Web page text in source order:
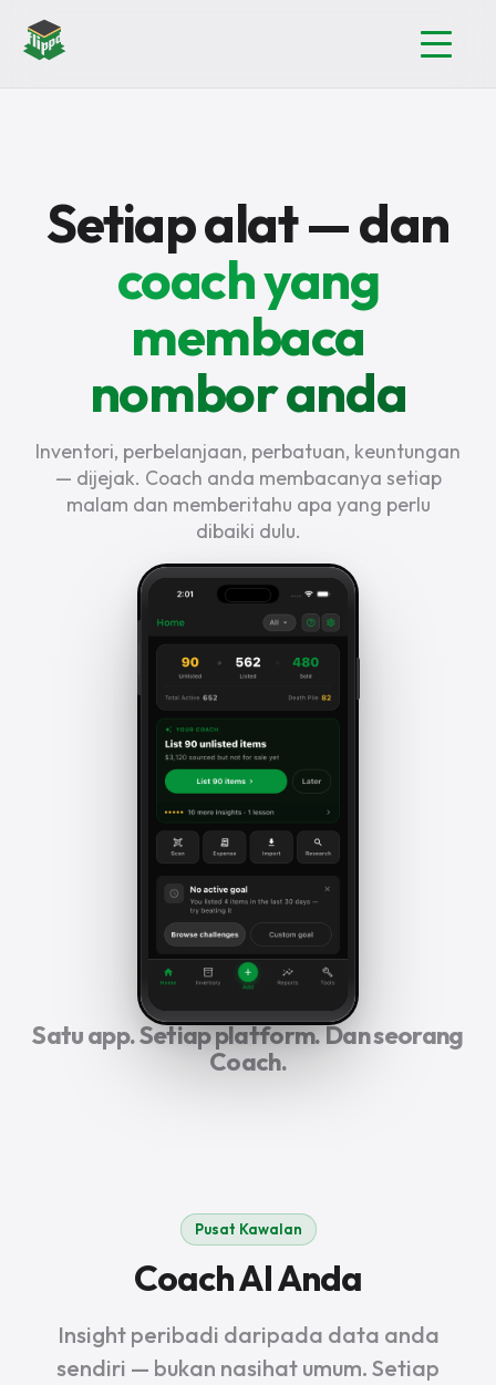
Pilih bahasa
Setiap alat — dan
coach yang
membaca
nombor anda
Inventori, perbelanjaan, perbatuan, keuntungan
— dijejak. Coach anda membacanya setiap
malam dan memberitahu apa yang perlu
dibaiki dulu.
Satu app. Setiap platform. Dan seorang
Coach.
Pusat Kawalan
Coach AI Anda
Insight peribadi daripada data anda
sendiri — bukan nasihat umum. Setiap